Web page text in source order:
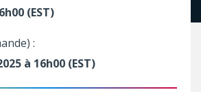
(EST)
:
à 16h00 (EST)